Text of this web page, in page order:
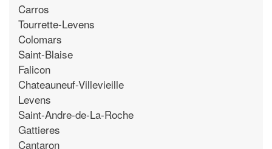
Carros
Tourrette-Levens
Colomars
Saint-Blaise
Falicon
Chateauneuf-Villevieille
Levens
Saint-Andre-de-La-Roche
Gattieres
Cantaron